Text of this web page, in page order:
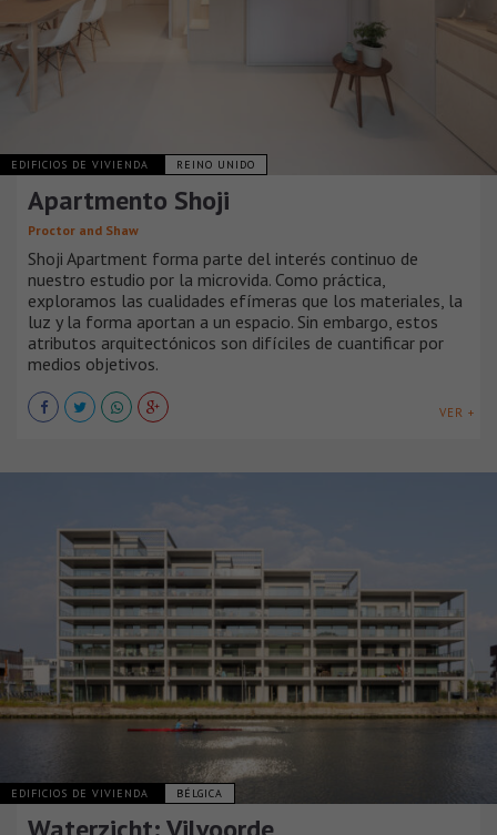
EDIFICIOS DE VIVIENDA REINO UNIDO
Apartmento Shoji
Proctor and Shaw
Shoji Apartment forma parte del interés continuo de
nuestro estudio por la microvida. Como práctica,
exploramos las cualidades efímeras que los materiales, la
luz y la forma aportan a un espacio. Sin embargo, estos
atributos arquitectónicos son difíciles de cuantificar por
medios objetivos.
VER +
EDIFICIOS DE VIVIENDA BÉLGICA